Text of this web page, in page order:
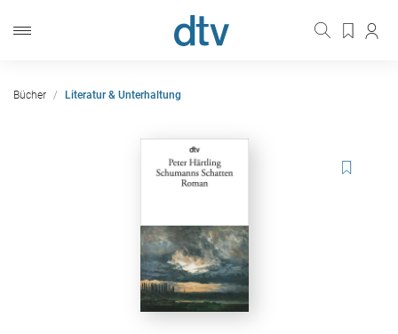
Bücher Literatur & Unterhaltung